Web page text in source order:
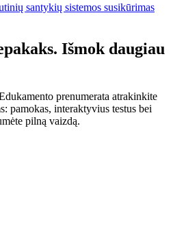
santykių sistemos susikūrimas
Išmok daugiau
prenumerata atrakinkite
pamokas, interaktyvius testus bei
pilną vaizdą.